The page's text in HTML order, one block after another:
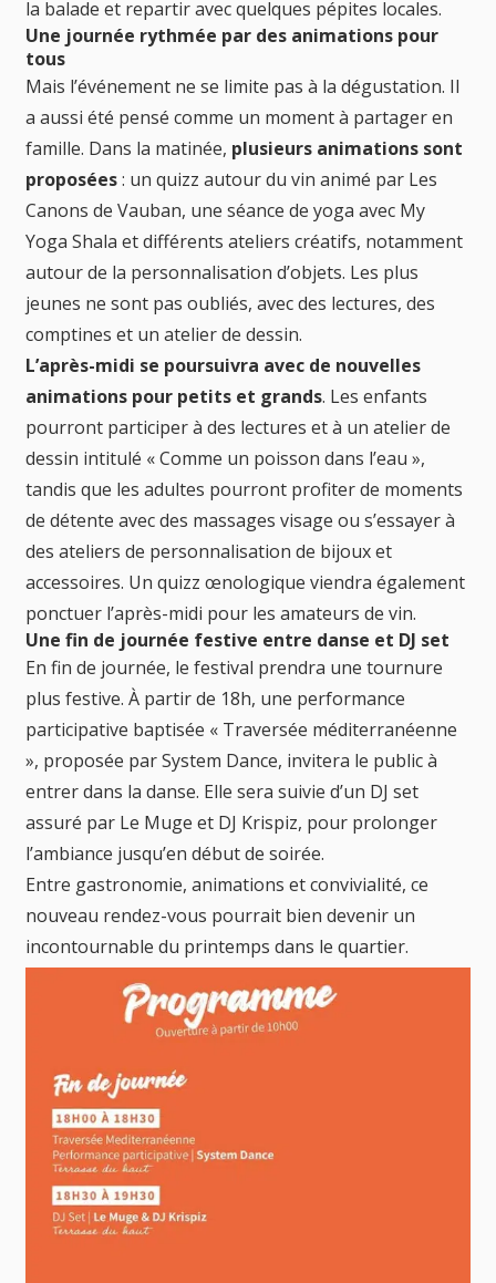
la balade et repartir avec quelques pépites locales.
Une journée rythmée par des animations pour
tous
Mais l’événement ne se limite pas à la dégustation. Il
a aussi été pensé comme un moment à partager en
famille. Dans la matinée, plusieurs animations sont
proposées: un quizz autour du vin animé par Les
Canons de Vauban, une séance de yoga avec My
Yoga Shala et différents ateliers créatifs, notamment
autour de la personnalisation d’objets. Les plus
jeunes ne sont pas oubliés, avec des lectures, des
comptines et un atelier de dessin.
L’après-midi se poursuivra avec de nouvelles
animations pour petits et grands. Les enfants
pourront participer à des lectures et à un atelier de
dessin intitulé « Comme un poisson dans l’eau »,
tandis que les adultes pourront profiter de moments
de détente avec des massages visage ou s’essayer à
des ateliers de personnalisation de bijoux et
accessoires. Un quizz œnologique viendra également
ponctuer l’après-midi pour les amateurs de vin.
Une fin de journée festive entre danse et DJ set
En fin de journée, le festival prendra une tournure
plus festive. À partir de 18h, une performance
participative baptisée « Traversée méditerranéenne
», proposée par System Dance, invitera le public à
entrer dans la danse. Elle sera suivie d’un DJ set
assuré par Le Muge et DJ Krispiz, pour prolonger
l’ambiance jusqu’en début de soirée.
Entre gastronomie, animations et convivialité, ce
nouveau rendez-vous pourrait bien devenir un
incontournable du printemps dans le quartier.